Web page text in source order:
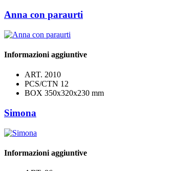
Anna con paraurti
Informazioni aggiuntive
ART. 2010
PCS/CTN 12
BOX 350x320x230 mm
Simona
Informazioni aggiuntive